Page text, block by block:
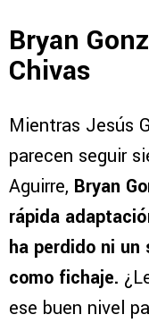
Bryan
Chivas
Mientras Jesús
parecen seguir
Aguirre, Bryan
rápida
ha perdido ni
como fichaje.
ese buen nivel